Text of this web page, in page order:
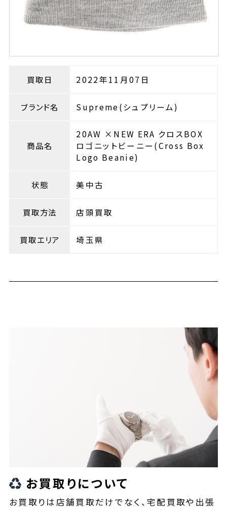
買取日 2022年11月07日
ブランド名 Supreme(シュプリーム)
商品名
20AW ×NEW ERA クロスBOX
ロゴニットビーニー(Cross Box
Logo Beanie)
状態 美中古
買取方法 店頭買取
買取エリア 埼玉県
お買取りについて
お買取りは店舗買取だけでなく、宅配買取や出張